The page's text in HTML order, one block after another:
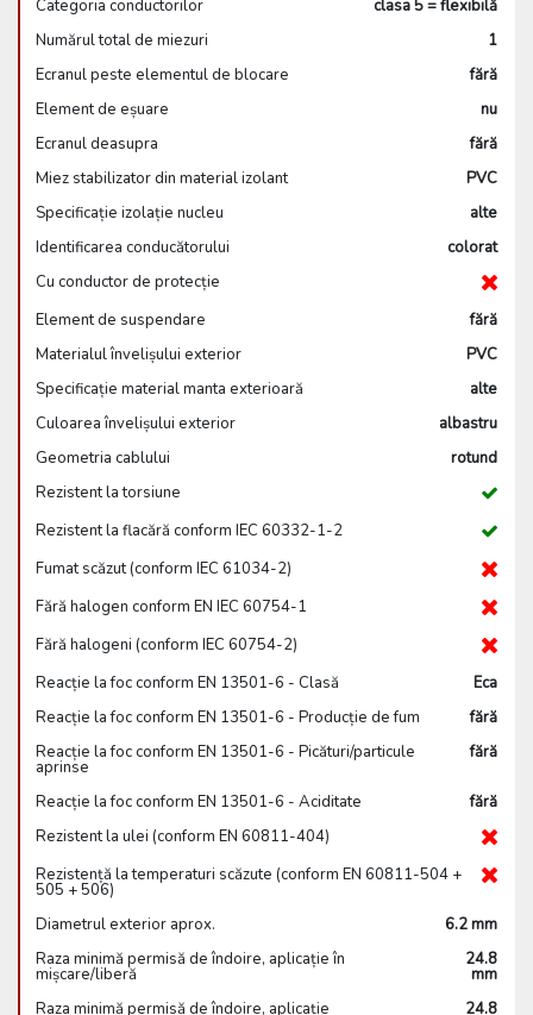
Categoria conductorilor
clasa 5 = flexibilă
Numărul total de miezuri
1
Ecranul peste elementul de blocare
fără
Element de eșuare
nu
Ecranul deasupra
fără
Miez stabilizator din material izolant
PVC
Specificație izolație nucleu
alte
Identificarea conducătorului
colorat
Cu conductor de protecție
Element de suspendare
fără
Materialul învelișului exterior
PVC
Specificație material manta exterioară
alte
Culoarea învelișului exterior
albastru
Geometria cablului
rotund
Rezistent la torsiune
Rezistent la flacără conform IEC 60332-1-2
Fumat scăzut (conform IEC 61034-2)
Fără halogen conform EN IEC 60754-1
Fără halogeni (conform IEC 60754-2)
Reacție la foc conform EN 13501-6 - Clasă
Eca
Reacție la foc conform EN 13501-6 - Producție de fum
fără
Reacție la foc conform EN 13501-6 - Picături/particule
aprinse
fără
Reacție la foc conform EN 13501-6 - Aciditate
fără
Rezistent la ulei (conform EN 60811-404)
Rezistență la temperaturi scăzute (conform EN 60811-504 +
505 + 506)
Diametrul exterior aprox.
6.2 mm
Raza minimă permisă de îndoire, aplicație în
mișcare/liberă
24.8
mm
Raza minimă permisă de îndoire, aplicație
24.8